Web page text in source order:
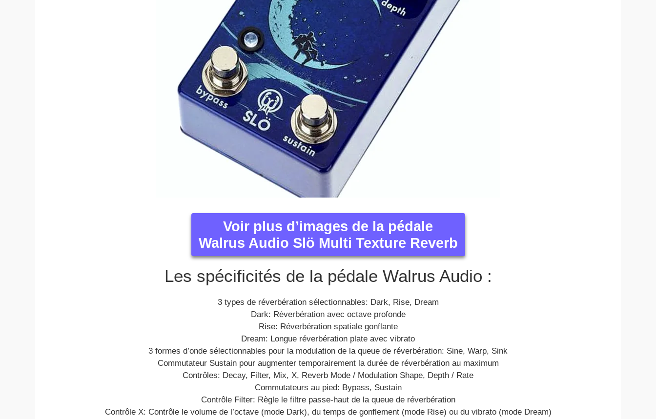
Voir plus d’images de la pédale
Walrus Audio Slö Multi Texture Reverb
Les spécificités de la pédale Walrus Audio :
3 types de réverbération sélectionnables: Dark, Rise, Dream
Dark: Réverbération avec octave profonde
Rise: Réverbération spatiale gonflante
Dream: Longue réverbération plate avec vibrato
3 formes d’onde sélectionnables pour la modulation de la queue de réverbération: Sine, Warp, Sink
Commutateur Sustain pour augmenter temporairement la durée de réverbération au maximum
Contrôles: Decay, Filter, Mix, X, Reverb Mode / Modulation Shape, Depth / Rate
Commutateurs au pied: Bypass, Sustain
Contrôle Filter: Règle le filtre passe-haut de la queue de réverbération
Contrôle X: Contrôle le volume de l’octave (mode Dark), du temps de gonflement (mode Rise) ou du vibrato (mode Dream)